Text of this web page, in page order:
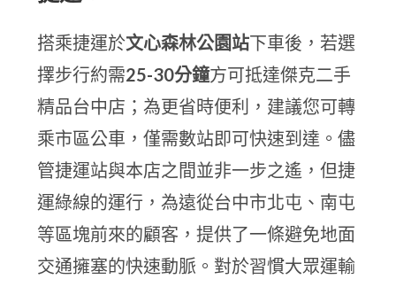
搭乘捷運於文心森林公園站下車後，若選
擇步行約需25-30分鐘方可抵達傑克二手
精品台中店；為更省時便利，建議您可轉
乘市區公車，僅需數站即可快速到達。儘
管捷運站與本店之間並非一步之遙，但捷
運綠線的運行，為遠從台中市北屯、南屯
等區塊前來的顧客，提供了一條避免地面
交通擁塞的快速動脈。對於習慣大眾運輸